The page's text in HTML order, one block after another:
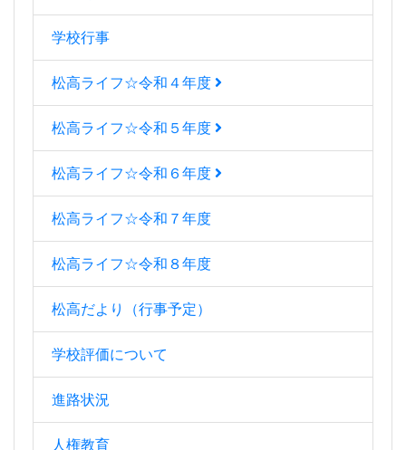
学校行事
松高ライフ☆令和４年度
松高ライフ☆令和５年度
松高ライフ☆令和６年度
松高ライフ☆令和７年度
松高ライフ☆令和８年度
松高だより（行事予定）
学校評価について
進路状況
人権教育